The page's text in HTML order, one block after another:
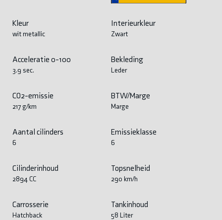
Kleur
wit metallic
Interieurkleur
Zwart
Acceleratie 0-100
3.9 sec.
Bekleding
Leder
CO2-emissie
217 g/km
BTW/Marge
Marge
Aantal cilinders
6
Emissieklasse
6
Cilinderinhoud
2894 CC
Topsnelheid
290 km/h
Carrosserie
Hatchback
Tankinhoud
58 Liter